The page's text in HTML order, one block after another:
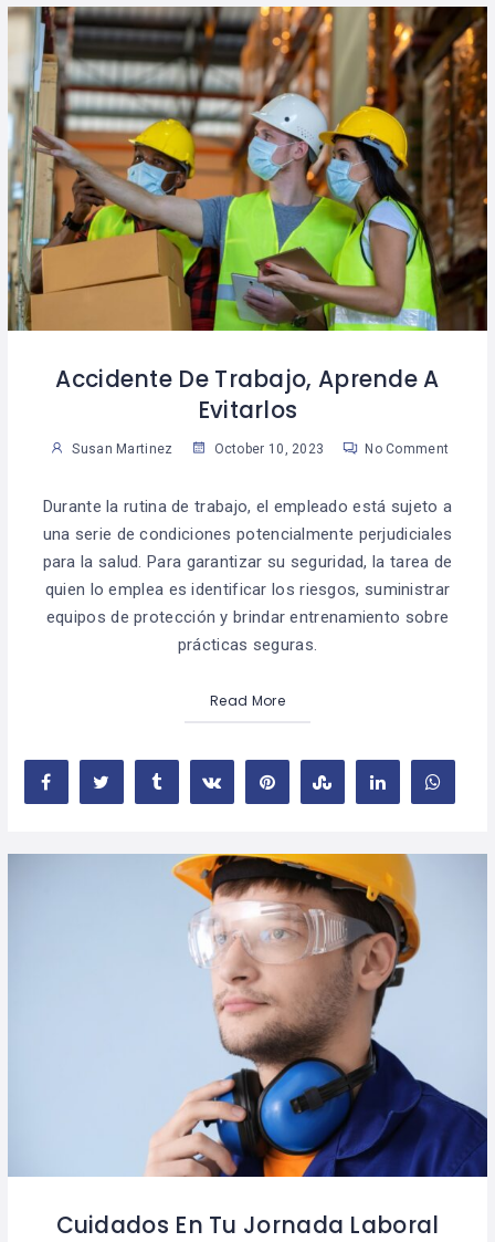
Accidente De Trabajo, Aprende A
Evitarlos
Susan Martinez October 10, 2023 No Comment
Durante la rutina de trabajo, el empleado está sujeto a
una serie de condiciones potencialmente perjudiciales
para la salud. Para garantizar su seguridad, la tarea de
quien lo emplea es identificar los riesgos, suministrar
equipos de protección y brindar entrenamiento sobre
prácticas seguras.
Read More
Cuidados En Tu Jornada Laboral